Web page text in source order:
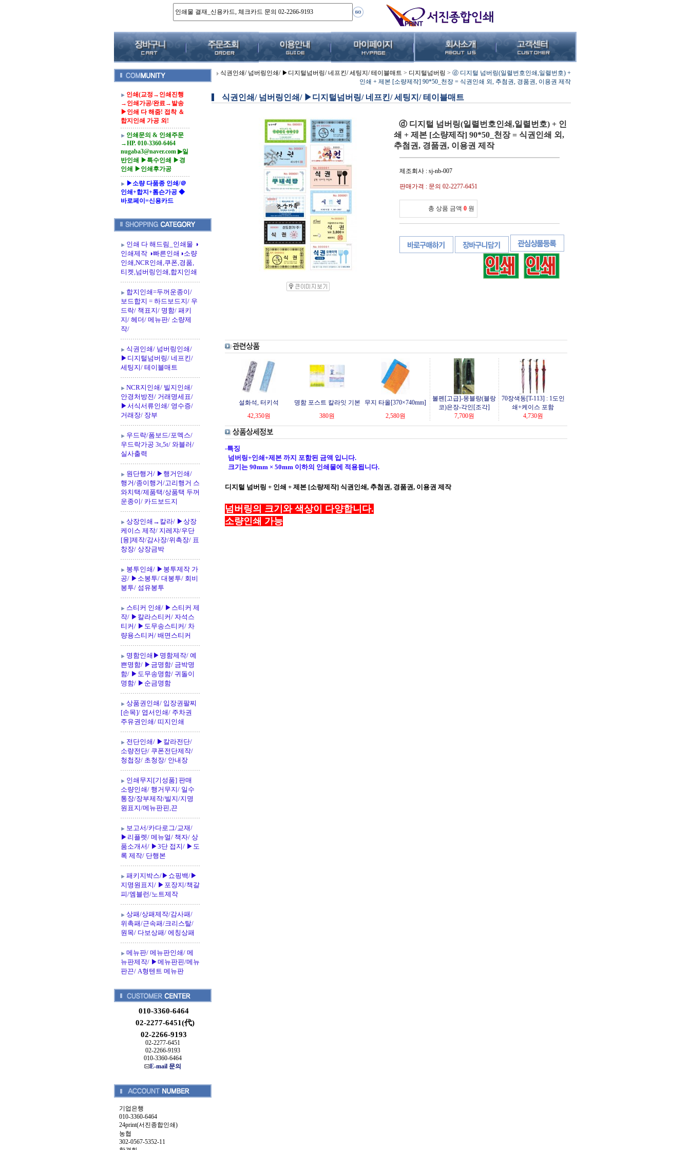
인쇄(교정→인쇄진행
→인쇄가공/완료→발송
▶인쇄 다 해줌! 접착 ＆
합지인쇄 가공 외!
인쇄문의 & 인쇄주문
→HP. 010-3360-6464
nugaba3@naver.com ▶일
반인쇄 ▶특수인쇄 ▶경
인쇄 ▶인쇄후가공
▶소량 다품종 인쇄/＠
인쇄+합지+톰슨가공 ◆
바로페이=신용카드
인쇄 다 해드림_인쇄물 ◑
인쇄제작 ◑빠른인쇄◑소량
인쇄,NCR인쇄,쿠폰,경품,
티켓,넘버링인쇄,합지인쇄
합지인쇄=두꺼운종이/
보드합지 = 하드보드지/ 우
드락/ 책표지/ 명함/ 패키
지/ 헤더/ 메뉴판/ 소량제
작/
식권인쇄/ 넘버링인쇄/
▶디지털넘버링/ 네프킨/
세팅지/ 테이블매트
NCR지인쇄/ 빌지인쇄/
안경처방전/ 거래명세표/
▶서식서류인쇄/ 영수증/
거래장/ 장부
우드락/폼보드/포멕스/
우드락가공 3t,5t/ 와블러/
실사출력
원단행거/ ▶행거인쇄/
행거/종이행거/고리행거 스
와치택/제품택/상품택 두꺼
운종이/ 카드보드지
상장인쇄→칼라/ ▶상장
케이스 제작/ 지레쟈/우단
[융]제작/감사장/위촉장/ 표
창장/ 상장금박
봉투인쇄/ ▶봉투제작 가
공/ ▶소봉투/ 대봉투/ 회비
봉투/ 섬유봉투
스티커 인쇄/ ▶스티커 제
작/ ▶칼라스티커/ 자석스
티커/ ▶도무송스티커/ 차
량용스티커/ 배면스티커
명함인쇄▶명함제작/ 예
쁜명함/ ▶금명함/ 금박명
함/ ▶도무송명함/ 귀돌이
명함/ ▶순금명함
상품권인쇄/ 입장권팔찌
[손목]/ 엽서인쇄/ 주차권
주유권인쇄/ 띠지인쇄
전단인쇄/ ▶칼라전단/
소량전단/ 쿠폰전단제작/
청첩장/ 초청장/ 안내장
인쇄무지[기성품] 판매
소량인쇄/ 행거무지/ 일수
통장/장부제작/빌지/지명
원표지/메뉴판핀,끈
보고서/카다로그/교재/
▶리플렛/ 메뉴얼/ 책자/ 상
품소개서/ ▶3단 접지/ ▶도
록 제작/ 단행본
패키지박스/▶쇼핑백/▶
지명원표지/ ▶포장지/책갈
피/엠블런/노트제작
상패/상패제작/감사패/
위촉패/근속패/크리스탈/
원목/ 다보상패/ 에칭상패
메뉴판/ 메뉴판인쇄/ 메
뉴판제작/ ▶메뉴판핀/메뉴
판끈/ A형텐트 메뉴판
010-3360-6464
02-2277-6451(代)
02-2266-9193
02-2277-6451
02-2266-9193
010-3360-6464
E-mail 문의
기업은행
010-3360-6464
24print(서진종합인쇄)
농협
302-0567-5352-11
식권인쇄/ 넘버링인쇄/ ▶디지털넘버링/ 네프킨/ 세팅지/ 테이블매트 > 디지털넘버링 > ⓓ 디지털 넘버링(일렬번호인쇄,일렬번호) +
인쇄 + 제본 [소량제작] 90*50_천장 = 식권인쇄 외, 추첨권, 경품권, 이용권 제작
식권인쇄/ 넘버링인쇄/ ▶디지털넘버링/ 네프킨/ 세팅지/ 테이블매트
ⓓ 디지털 넘버링(일렬번호인쇄,일렬번호) + 인
쇄 + 제본 [소량제작] 90*50_천장 = 식권인쇄 외,
추첨권, 경품권, 이용권 제작
제조회사 : sj-nb-007
판매가격 : 문의 02-2277-6451
총 상품 금액 0 원
설화석, 터키석 명함 포스트 칼라잇 기본 무지 타올[370×740mm]
볼펜[고급]-몽블랑(블랑
코)은장-각인[조각]
70장색동[T-113] : 1도인
쇄+케이스 포함
42,350원 380원 2,580원 7,700원 4,730원
-특징
넘버링+인쇄+제본 까지 포함된 금액 입니다.
크기는 90mm × 50mm 이하의 인쇄물에 적용됩니다.
디지털 넘버링 + 인쇄 + 제본 [소량제작] 식권인쇄, 추첨권, 경품권, 이용권 제작
넘버링의 크기와 색상이 다양합니다.
소량인쇄 가능